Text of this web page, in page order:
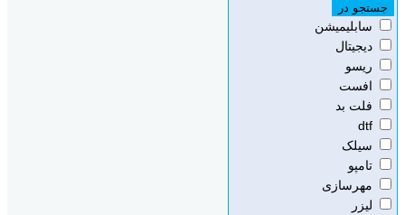
جستجو در
سابلیمیشن
دیجیتال
ریسو
افست
فلت بد
dtf
سیلک
تامپو
مهرسازی
لیزر